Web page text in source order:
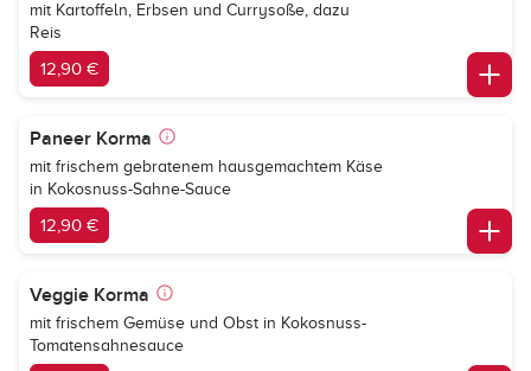
mit Kartoffeln, Erbsen und Currysoße, dazu
Reis
12,90 €
Paneer Korma
mit frischem gebratenem hausgemachtem Käse
in Kokosnuss-Sahne-Sauce
12,90 €
Veggie Korma
mit frischem Gemüse und Obst in Kokosnuss-
Tomatensahnesauce